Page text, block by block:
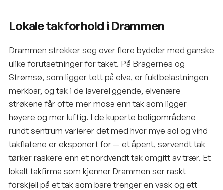
Lokale takforhold i Drammen
Drammen strekker seg over flere bydeler med ganske
ulike forutsetninger for taket. På Bragernes og
Strømsø, som ligger tett på elva, er fuktbelastningen
merkbar, og tak i de lavereliggende, elvenære
strøkene får ofte mer mose enn tak som ligger
høyere og mer luftig. I de kuperte boligområdene
rundt sentrum varierer det med hvor mye sol og vind
takflatene er eksponert for — et åpent, sørvendt tak
tørker raskere enn et nordvendt tak omgitt av trær. Et
lokalt takfirma som kjenner Drammen ser raskt
forskjell på et tak som bare trenger en vask og ett